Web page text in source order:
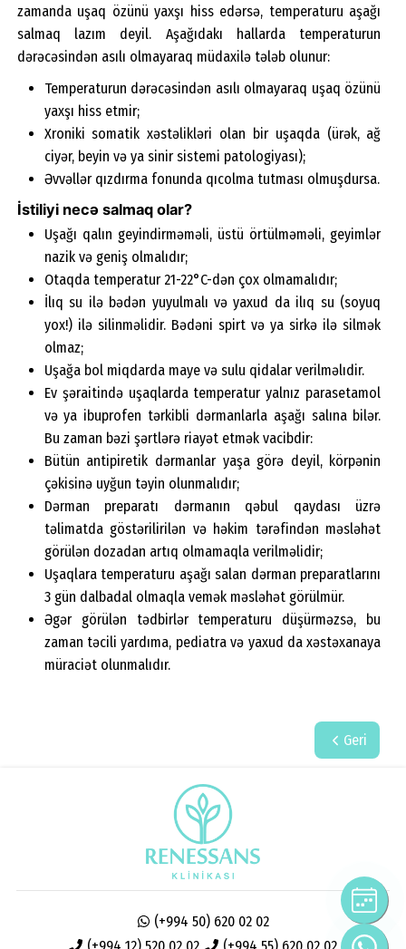
zamanda uşaq özünü yaxşı hiss edərsə, temperaturu aşağı
salmaq lazım deyil. Aşağıdakı hallarda temperaturun
dərəcəsindən asılı olmayaraq müdaxilə tələb olunur:
Temperaturun dərəcəsindən asılı olmayaraq uşaq özünü
yaxşı hiss etmir;
Xroniki somatik xəstəlikləri olan bir uşaqda (ürək, ağ
ciyər, beyin və ya sinir sistemi patologiyası);
Əvvəllər qızdırma fonunda qıcolma tutması olmuşdursa.
İstiliyi necə salmaq olar?
Uşağı qalın geyindirməməli, üstü örtülməməli, geyimlər
nazik və geniş olmalıdır;
Otaqda temperatur 21-22°C-dən çox olmamalıdır;
İlıq su ilə bədən yuyulmalı və yaxud da ilıq su (soyuq
yox!) ilə silinməlidir. Bədəni spirt və ya sirkə ilə silmək
olmaz;
Uşağa bol miqdarda maye və sulu qidalar verilməlıdir.
Ev şəraitində uşaqlarda temperatur yalnız parasetamol
və ya ibuprofen tərkibli dərmanlarla aşağı salına bilər.
Bu zaman bəzi şərtlərə riayət etmək vacibdir:
Bütün antipiretik dərmanlar yaşa görə deyil, körpənin
çəkisinə uyğun təyin olunmalıdır;
Dərman preparatı dərmanın qəbul qaydası üzrə
təlimatda göstərilirilən və həkim tərəfindən məsləhət
görülən dozadan artıq olmamaqla verilməlidir;
Uşaqlara temperaturu aşağı salan dərman preparatlarını
3 gün dalbadal olmaqla vemək məsləhət görülmür.
Əgər görülən tədbirlər temperaturu düşürməzsə, bu
zaman təcili yardıma, pediatra və yaxud da xəstəxanaya
müraciət olunmalıdır.
Geri
(+994 50) 620 02 02